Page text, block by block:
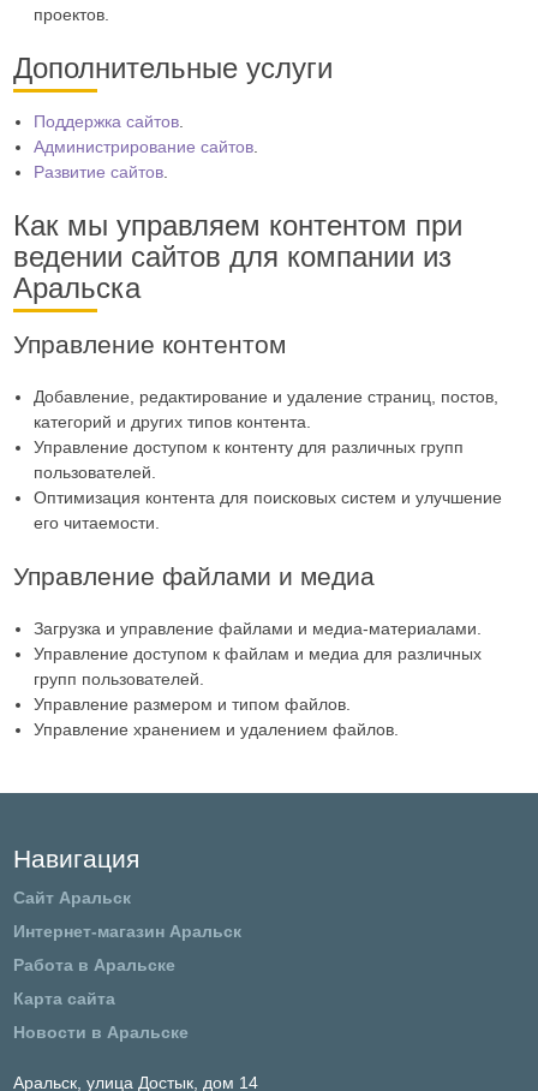
проектов.
Дополнительные услуги
Поддержка сайтов
Администрирование сайтов
Развитие сайтов
Как мы управляем контентом при
ведении сайтов для компании из
Аральска
Управление контентом
Добавление, редактирование и удаление страниц, постов,
категорий и других типов контента.
Управление доступом к контенту для различных групп
пользователей.
Оптимизация контента для поисковых систем и улучшение
его читаемости.
Управление файлами и медиа
Загрузка и управление файлами и медиа-материалами.
Управление доступом к файлам и медиа для различных
групп пользователей.
Управление размером и типом файлов.
Управление хранением и удалением файлов.
Навигация
Сайт Аральск
Интернет-магазин Аральск
Работа в Аральске
Карта сайта
Новости в Аральске
Аральск, улица Достык, дом 14